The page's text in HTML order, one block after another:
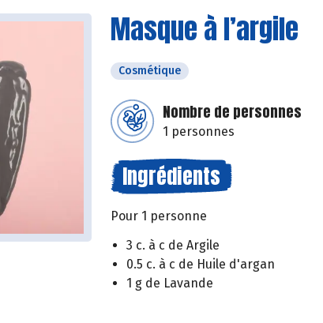
Masque à l’argile
Cosmétique
Nombre de personnes
1 personnes
Ingrédients
Pour 1 personne
3 c. à c de Argile
0.5 c. à c de Huile d'argan
1 g de Lavande